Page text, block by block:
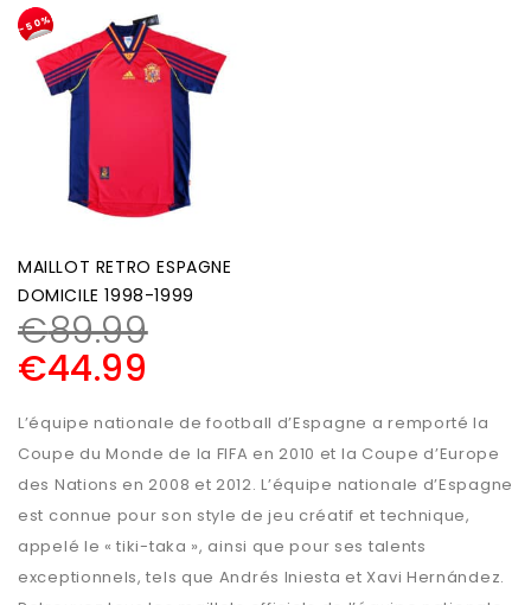
-50%
MAILLOT RETRO ESPAGNE
DOMICILE 1998-1999
€89.99
€44.99
L’équipe nationale de football d’Espagne a remporté la
Coupe du Monde de la FIFA en 2010 et la Coupe d’Europe
des Nations en 2008 et 2012. L’équipe nationale d’Espagne
est connue pour son style de jeu créatif et technique,
appelé le « tiki-taka », ainsi que pour ses talents
exceptionnels, tels que Andrés Iniesta et Xavi Hernández.